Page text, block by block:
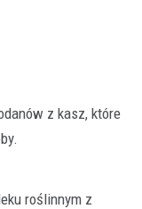
z kasz, które
roślinnym z